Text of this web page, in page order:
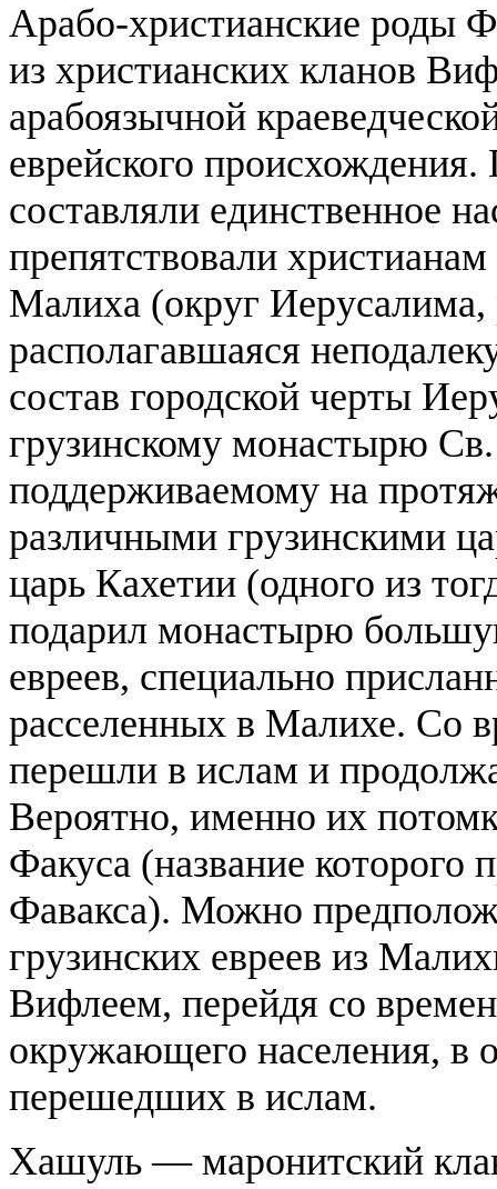
Арабо-христианские роды
из христианских кланов
арабоязычной
еврейского
составляли единственное
препятствовали
Малиха (округ Иерусалима,
располагавшаяся
состав городской черты
грузинскому монастырю
поддерживаемому на
различными грузинскими
царь Кахетии (одного из
подарил монастырю
евреев, специально
расселенных в Малихе. Со
перешли в ислам и
Вероятно, именно их
Факуса (название которого
Фавакса). Можно
грузинских евреев из
Вифлеем, перейдя со
окружающего населения, в
перешедших в ислам.
Хашуль — маронитский